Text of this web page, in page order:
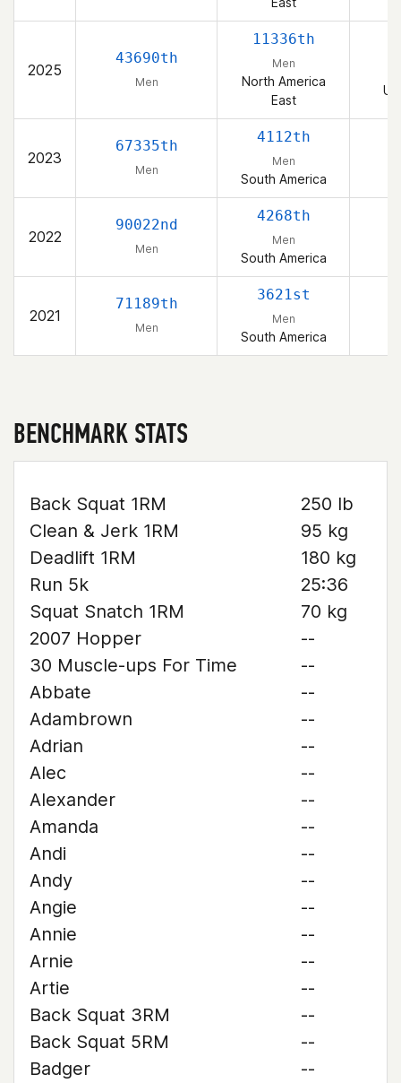
2025
43690th
Men
11336th
Men
North America
East
2023
67335th
Men
4112th
Men
South America
2022
90022nd
Men
4268th
Men
South America
2021
71189th
Men
3621st
Men
South America
BENCHMARK STATS
Back Squat 1RM
250 lb
Clean & Jerk 1RM
95 kg
Deadlift 1RM
180 kg
Run 5k
25:36
Squat Snatch 1RM
70 kg
2007 Hopper
--
30 Muscle-ups For Time
--
Abbate
--
Adambrown
--
Adrian
--
Alec
--
Alexander
--
Amanda
--
Andi
--
Andy
--
Angie
--
Annie
--
Arnie
--
Artie
--
Back Squat 3RM
--
Back Squat 5RM
--
Badger
--